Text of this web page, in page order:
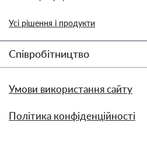
Усі рішення і продукти
Співробітництво
Умови використання сайту
Політика конфіденційності